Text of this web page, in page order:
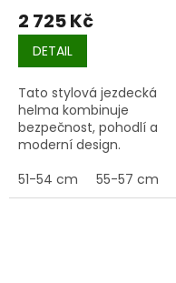
2 725 Kč
DETAIL
Tato stylová jezdecká
helma kombinuje
bezpečnost, pohodlí a
moderní design.
51-54 cm
55-57 cm